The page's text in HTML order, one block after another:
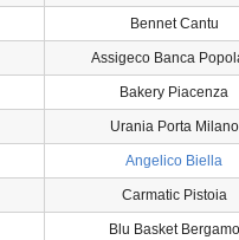
Bennet Cantu
Assigeco Banca
Bakery Piacenza
Urania Porta Milano
Angelico Biella
Carmatic Pistoia
Blu Basket Bergamo